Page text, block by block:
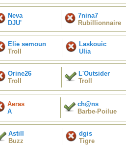
Neva
DJU'
7nina7
Rubillionnaire
Elie semoun
Troll
Laskouic
Ulia
Orine26
Troll
L'Outsider
Troll
Aeras
A
ch@ns
Barbe-Poilue
Astill
Buzz
dgis
Tigre